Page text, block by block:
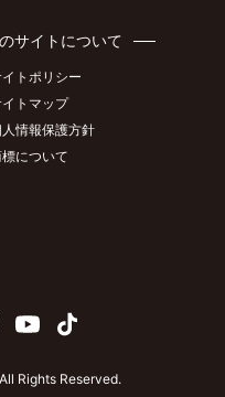
サイトについて
トポリシー
トマップ
情報保護方針
について
Rights Reserved.